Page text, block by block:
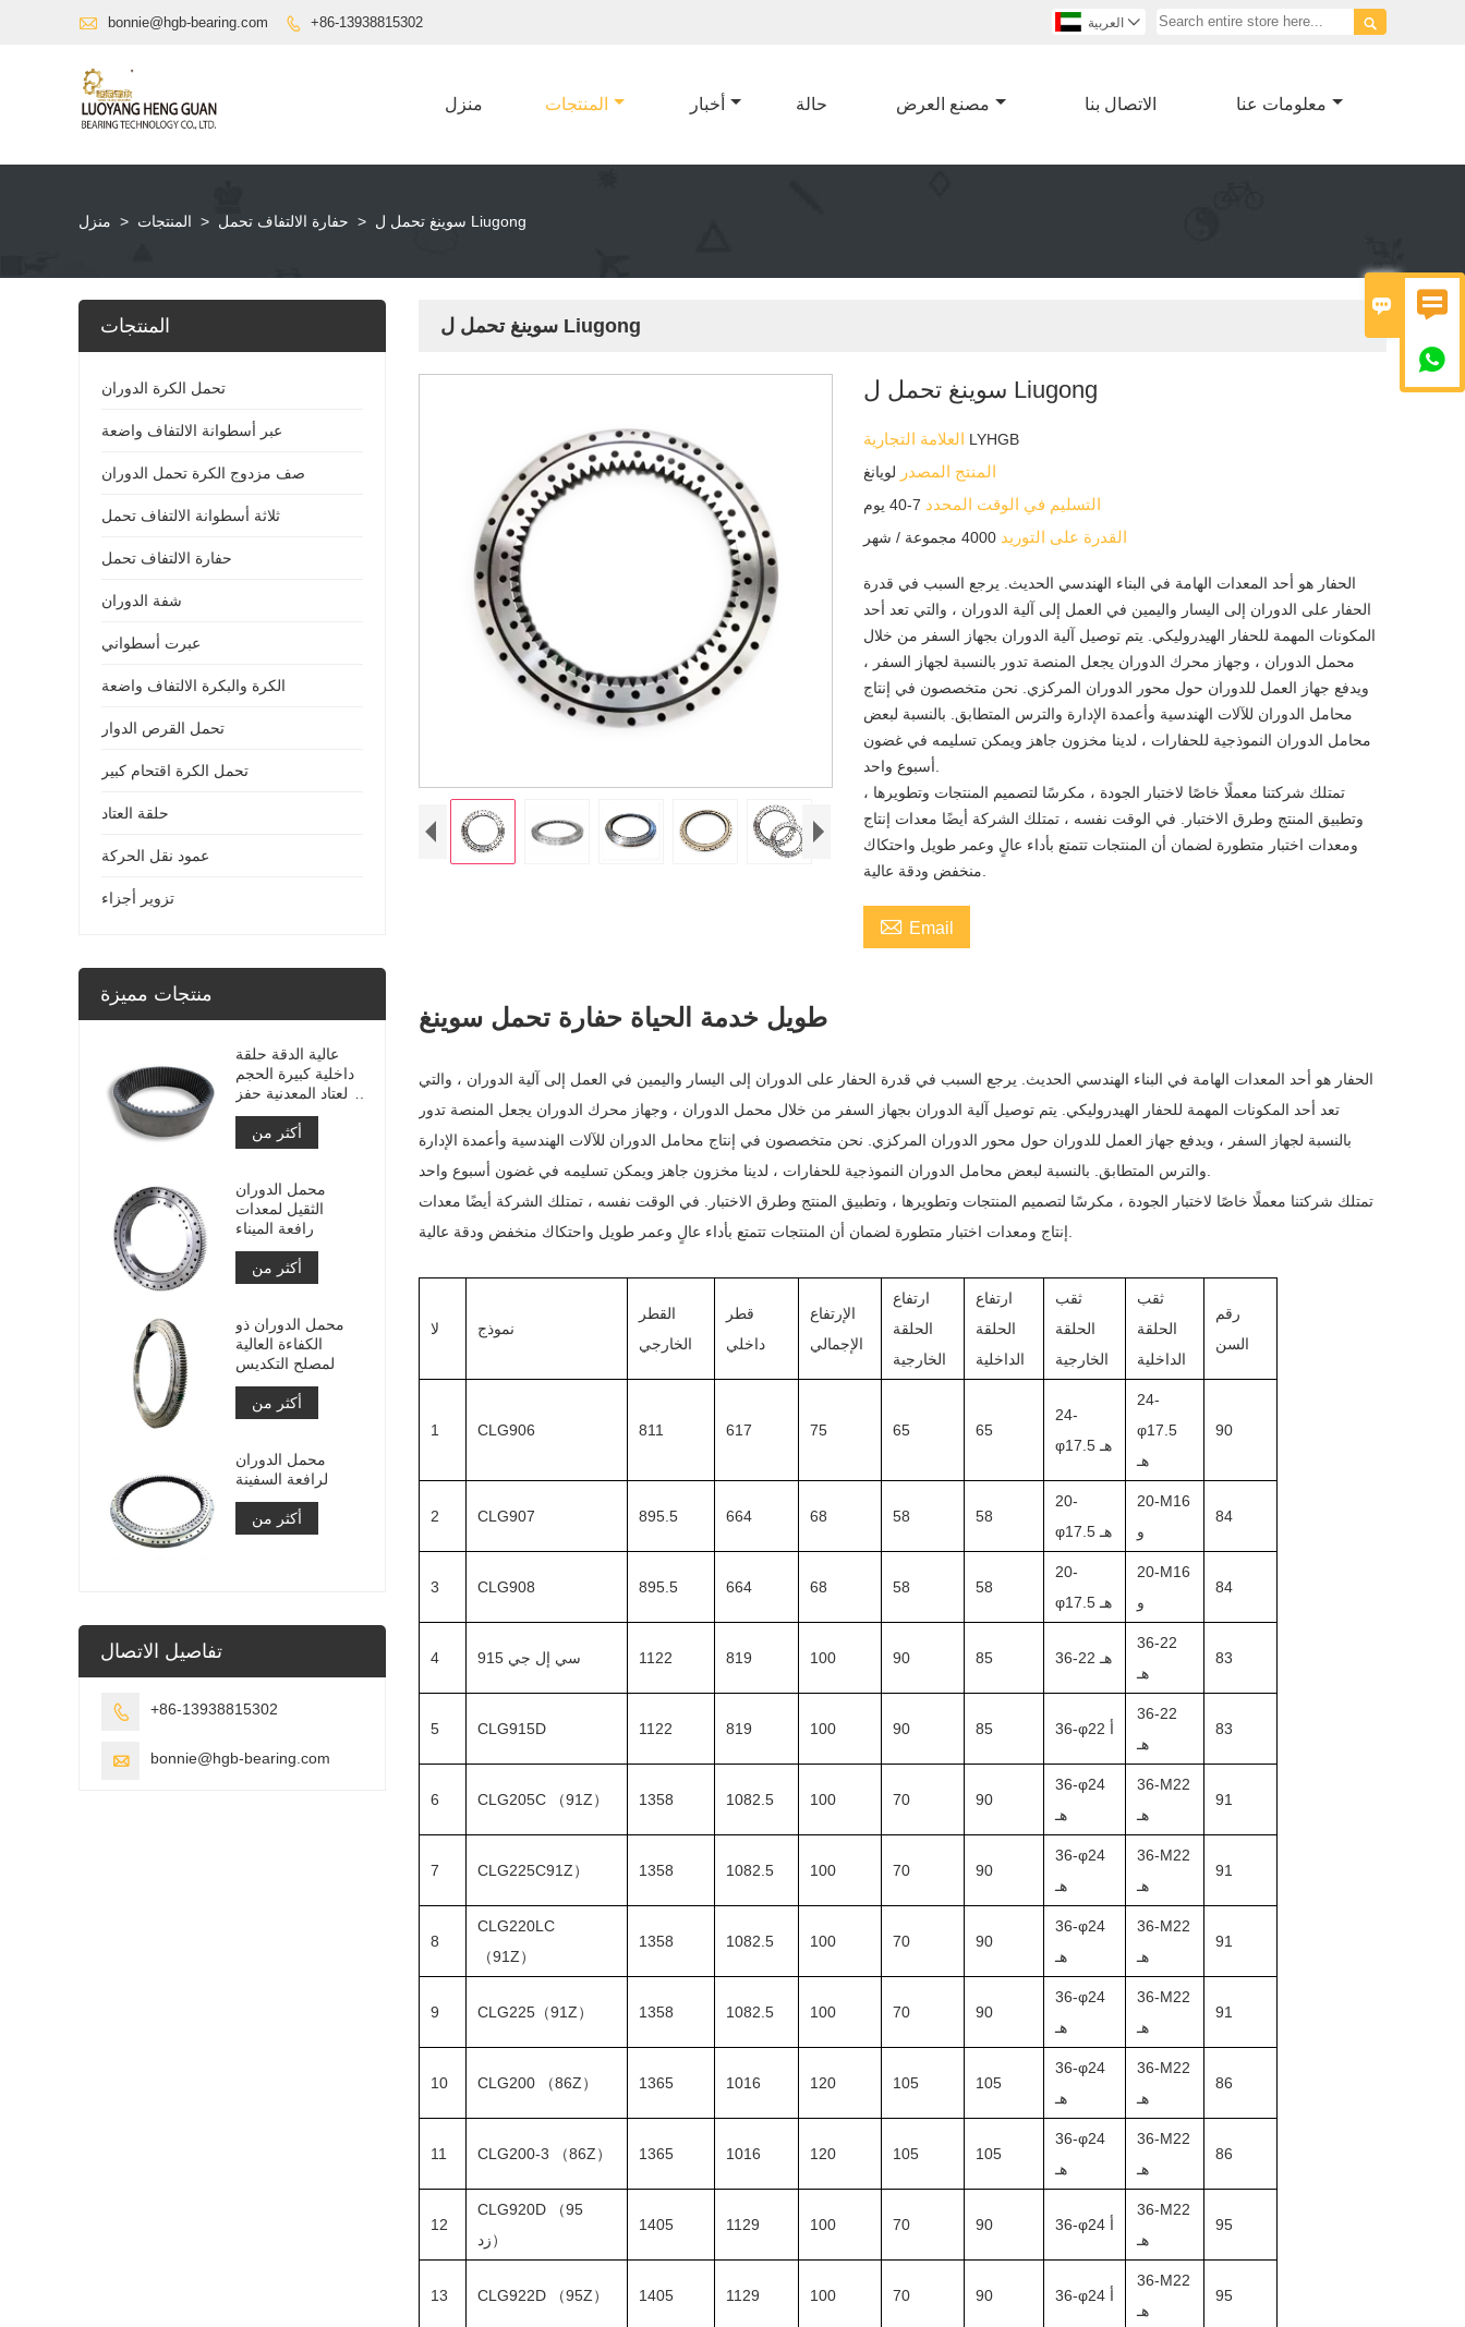
 

 bonnie@hgb-bearing.com  +86-13938815302  العربية 
منزل المنتجات أخبار حالة مصنع العرض الاتصال بنا معلومات عنا
منزل > المنتجات > حفارة الالتفاف تحمل > سوينغ تحمل ل Liugong
سوينغ تحمل ل Liugong
سوينغ تحمل ل Liugong
LYHGB
المنتج المصدر لويانغ
التسليم في الوقت المحدد 7-40 يوم
القدرة على التوريد 4000 مجموعة / شهر
الحفار هو أحد المعدات الهامة في البناء الهندسي الحديث. يرجع السبب في قدرة
الحفار على الدوران إلى اليسار واليمين في العمل إلى آلية الدوران ، والتي تعد أحد
المكونات المهمة للحفار الهيدروليكي. يتم توصيل آلية الدوران بجهاز السفر من خلال
محمل الدوران ، وجهاز محرك الدوران يجعل المنصة تدور بالنسبة لجهاز السفر ،
ويدفع جهاز العمل للدوران حول محور الدوران المركزي. نحن متخصصون في إنتاج
محامل الدوران للآلات الهندسية وأعمدة الإدارة والترس المتطابق. بالنسبة لبعض
محامل الدوران النموذجية للحفارات ، لدينا مخزون جاهز ويمكن تسليمه في غضون
تمتلك شركتنا معملًا خاصًا لاختبار الجودة ، مكرسًا لتصميم المنتجات وتطويرها ،
وتطبيق المنتج وطرق الاختبار. في الوقت نفسه ، تمتلك الشركة أيضًا معدات إنتاج
ومعدات اختبار متطورة لضمان أن المنتجات تتمتع بأداء عالٍ وعمر طويل واحتكاك
 Email
الحفار هو أحد المعدات الهامة في البناء الهندسي الحديث. يرجع السبب في قدرة الحفار على الدوران إلى اليسار واليمين في العمل إلى آلية الدوران ، والتي
تعد أحد المكونات المهمة للحفار الهيدروليكي. يتم توصيل آلية الدوران بجهاز السفر من خلال محمل الدوران ، وجهاز محرك الدوران يجعل المنصة تدور
بالنسبة لجهاز السفر ، ويدفع جهاز العمل للدوران حول محور الدوران المركزي. نحن متخصصون في إنتاج محامل الدوران للآلات الهندسية وأعمدة الإدارة
تمتلك شركتنا معملًا خاصًا لاختبار الجودة ، مكرسًا لتصميم المنتجات وتطويرها ، وتطبيق المنتج وطرق الاختبار. في الوقت نفسه ، تمتلك الشركة أيضًا معدات
لا نموذج
القطر
الخارجي
قطر
داخلي
الإرتفاع
الإجمالي
ارتفاع
الحلقة
الخارجية
ارتفاع
الحلقة
الداخلية
ثقب
الحلقة
الخارجية
ثقب
الحلقة
الداخلية
رقم
السن
1 CLG906 811 617 75 65 65
24-
φ17.5 هـ
24-
φ17.5
هـ
90
2 CLG907 895.5 664 68 58 58
20-
φ17.5 هـ
20-M16
و
84
3 CLG908 895.5 664 68 58 58
20-
φ17.5 هـ
20-M16
و
84
4 سي إل جي 915 1122 819 100 90 85 36-22 هـ
36-22
هـ
83
5 CLG915D 1122 819 100 90 85 36-φ22 أ
36-22
هـ
83
6 CLG205C （91Z） 1358 1082.5 100 70 90
36-φ24
هـ
36-M22
هـ
91
7 CLG225C91Z） 1358 1082.5 100 70 90
36-φ24
هـ
36-M22
هـ
91
8
CLG220LC
（91Z）
1358 1082.5 100 70 90
36-φ24
هـ
36-M22
هـ
91
9 CLG225（91Z） 1358 1082.5 100 70 90
36-φ24
هـ
36-M22
هـ
91
10 CLG200 （86Z） 1365 1016 120 105 105
36-φ24
هـ
36-M22
هـ
86
11 CLG200-3 （86Z） 1365 1016 120 105 105
36-φ24
هـ
36-M22
هـ
86
12
CLG920D （95
زد）
1405 1129 100 70 90 36-φ24 أ
36-M22
هـ
95
13 CLG922D （95Z） 1405 1129 100 70 90 36-φ24 أ
36-M22
هـ
95
المنتجات
تحمل الكرة الدوران
عبر أسطوانة الالتفاف واضعة
صف مزدوج الكرة تحمل الدوران
ثلاثة أسطوانة الالتفاف تحمل
حفارة الالتفاف تحمل
شفة الدوران
عبرت أسطواني
الكرة والبكرة الالتفاف واضعة
تحمل القرص الدوار
تحمل الكرة اقتحام كبير
حلقة العتاد
عمود نقل الحركة
تزوير أجزاء
منتجات مميزة
عالية الدقة حلقة
داخلية كبيرة الحجم
والعتاد المعدنية حفز
والعتاد مع معالجة
النيتريد
أكثر من
محمل الدوران
الثقيل لمعدات
رافعة الميناء
أكثر من
محمل الدوران ذو
الكفاءة العالية
لمصلح التكديس
أكثر من
محمل الدوران
لرافعة السفينة
أكثر من
تفاصيل الاتصال
 +86-13938815302
 bonnie@hgb-bearing.com